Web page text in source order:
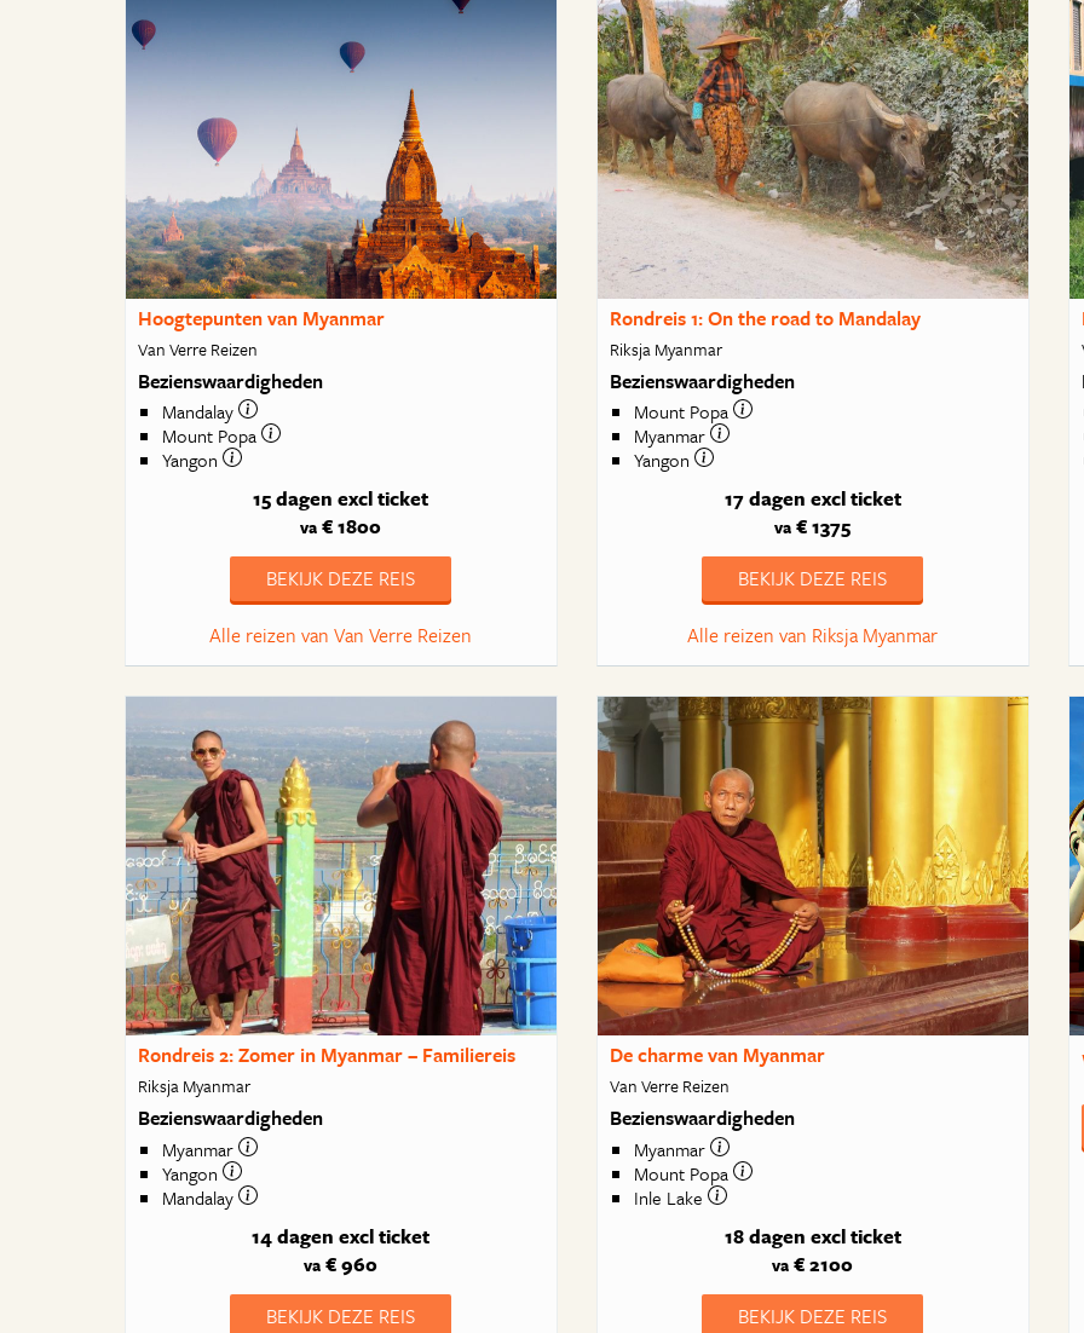
Hoogtepunten van Myanmar
Van Verre Reizen
Bezienswaardigheden
Mandalay
Mount Popa
Yangon
15 dagen excl ticket
va € 1800
BEKIJK DEZE REIS
Alle reizen van Van Verre Reizen
Rondreis 1: On the road to Mandalay
Riksja Myanmar
Bezienswaardigheden
Mount Popa
Myanmar
Yangon
17 dagen excl ticket
va € 1375
BEKIJK DEZE REIS
Alle reizen van Riksja Myanmar
Rondreis 2: Zomer in Myanmar – Familiereis
Riksja Myanmar
Bezienswaardigheden
Myanmar
Yangon
Mandalay
14 dagen excl ticket
va € 960
BEKIJK DEZE REIS
De charme van Myanmar
Van Verre Reizen
Bezienswaardigheden
Myanmar
Mount Popa
Inle Lake
18 dagen excl ticket
va € 2100
BEKIJK DEZE REIS